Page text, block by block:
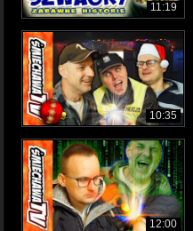
11:19
10:35
12:00